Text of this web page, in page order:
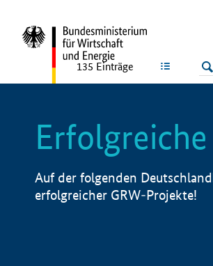
LISTE
135 Einträge
Auf der folgenden
erfolgreicher GRW-Projekte!